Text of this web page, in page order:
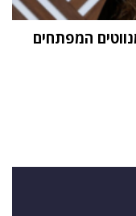
המפתחים